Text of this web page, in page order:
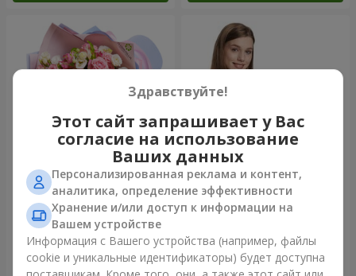
Букет "Сказка моей жизни"
2 332 грн
Заказать
Корзина "Ангелочек"
Заказать
Здравствуйте!
Этот сайт запрашивает у Вас
согласие на использование
Ваших данных
Персонализированная реклама и контент,
аналитика, определение эффективности
Хранение и/или доступ к информации на
Вашем устройстве
Информация с Вашего устройства (например, файлы
cookie и уникальные идентификаторы) будет доступна